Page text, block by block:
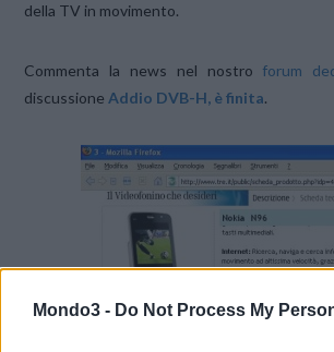
Mondo3 - Do Not Process My
della TV in movimento.
Commenta la news nel nostro forum
discussioneAddio DVB-H, è finita.